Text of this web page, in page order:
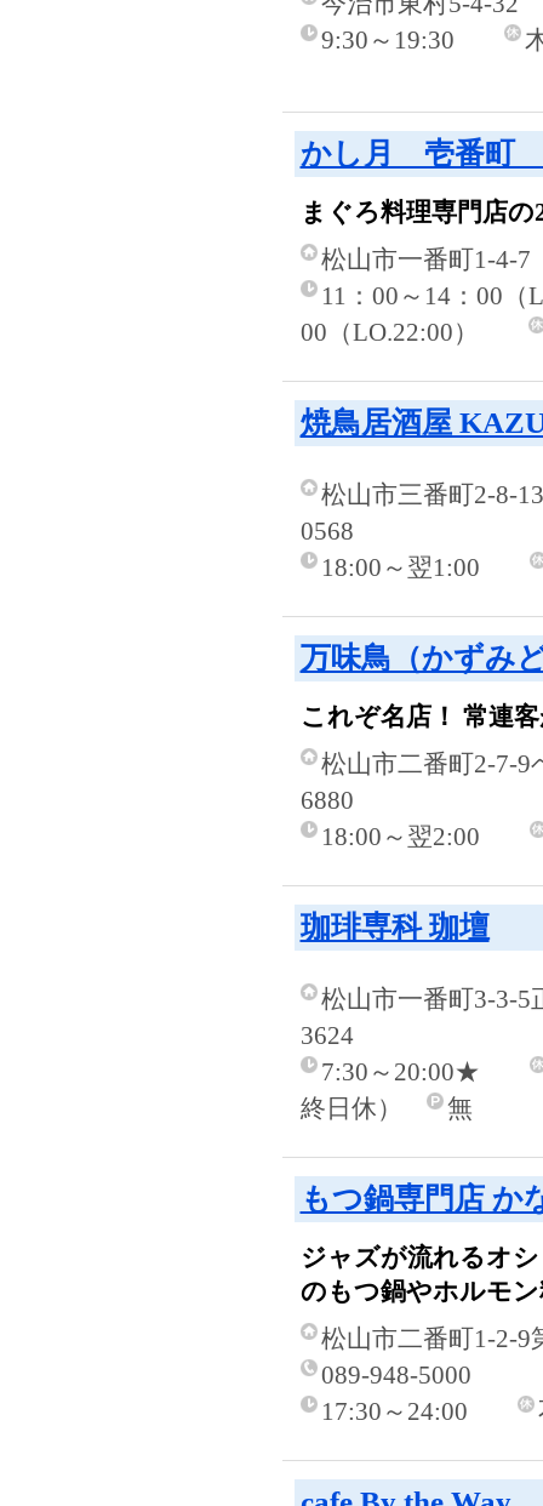
9:30～19:30
かし月 壱番町
まぐろ料理専門店
松山市一番町1-4-7
11：00～14：00（
00（LO.22:00）
焼鳥居酒屋
松山市三番町2-8-
0568
18:00～翌1:00
万味鳥（かずみ
これぞ名店！ 常連
松山市二番町2-7-9
6880
18:00～翌2:00
珈琲専科 珈壇
松山市一番町3-3-5
3624
7:30～20:00★
終日休）
無
もつ鍋専門店 か
ジャズが流れるオ
のもつ鍋やホルモ
松山市二番町1-2-
089-948-5000
17:30～24:00